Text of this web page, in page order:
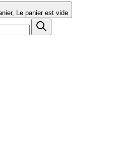
Afficher/Masquer le panier, Le panier est vide